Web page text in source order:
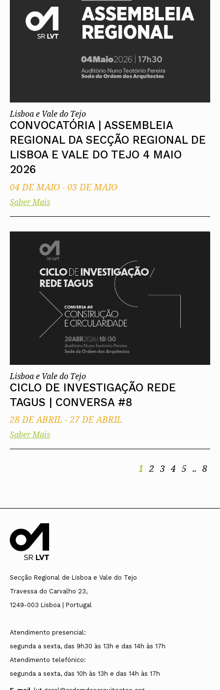
Lisboa e Vale do Tejo
CONVOCATÓRIA | ASSEMBLEIA
REGIONAL DA SECÇÃO REGIONAL DE
LISBOA E VALE DO TEJO 4 MAIO
2026
04 DE MAIO - 03 DE MAIO
Saber Mais
Lisboa e Vale do Tejo
CICLO DE INVESTIGAÇÃO REDE
TAGUS | CONVERSA #8
28 DE ABRIL -27 DE ABRIL
Saber Mais
1 2 3 4 5 .. 8
Secção Regional de Lisboa e Vale do Tejo
Travessa do Carvalho 23,
1249-003 Lisboa | Portugal
Atendimento presencial:
segunda a sexta, das 9h30 às 13h e das 14h às 17h
Atendimento telefónico:
segunda a sexta, das 10h às 13h e das 14h às 17h